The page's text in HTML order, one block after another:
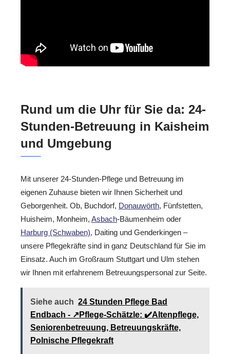
Rund um die Uhr für Sie da: 24-
Stunden-Betreuung in Kaisheim
und Umgebung
Mit unserer 24-Stunden-Pflege und Betreuung im
eigenen Zuhause bieten wir Ihnen Sicherheit und
Geborgenheit. Ob, Buchdorf, Donauwörth, Fünfstetten,
Huisheim, Monheim, Asbach-Bäumenheim oder
Harburg (Schwaben), Daiting und Genderkingen –
unsere Pflegekräfte sind in ganz Deutschland für Sie im
Einsatz. Auch im Großraum Stuttgart und Ulm stehen
wir Ihnen mit erfahrenem Betreuungspersonal zur Seite.
Siehe auch 24 Stunden Pflege Bad
Endbach - ↗️Pflege-Schätzle: ✔️Altenpflege,
Seniorenbetreuung, Betreuungskräfte,
Polnische Pflegekraft